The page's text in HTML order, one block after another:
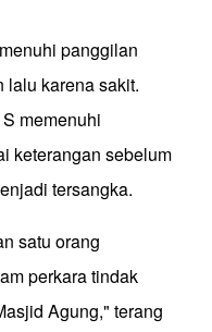
panggilan
lalu karena sakit.
memenuhi
keterangan sebelum
tersangka.
satu orang
perkara tindak
Agung," terang